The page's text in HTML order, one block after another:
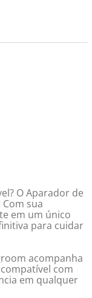
O Aparador de
sua
em um único
para cuidar
acompanha
com
em qualquer